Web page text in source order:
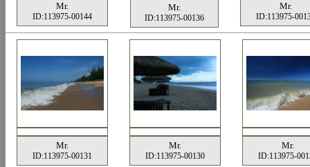
Mr.
ID:113975-00144
Mr.
ID:113975-00136
Mr.
ID:113975-
Mr.
ID:113975-00131
Mr.
ID:113975-00130
Mr.
ID:113975-